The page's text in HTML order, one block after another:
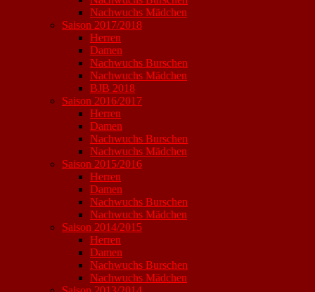
Nachwuchs Mädchen
Saison 2017/2018
Herren
Damen
Nachwuchs Burschen
Nachwuchs Mädchen
BJB 2018
Saison 2016/2017
Herren
Damen
Nachwuchs Burschen
Nachwuchs Mädchen
Saison 2015/2016
Herren
Damen
Nachwuchs Burschen
Nachwuchs Mädchen
Saison 2014/2015
Herren
Damen
Nachwuchs Burschen
Nachwuchs Mädchen